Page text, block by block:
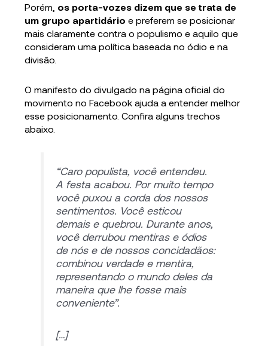
Porém, os porta-vozes dizem que se trata de
um grupo apartidárioe preferem se posicionar
mais claramente contra o populismo e aquilo que
consideram uma política baseada no ódio e na
divisão.
O manifesto do divulgado na página oficial do
movimento no Facebook ajuda a entender melhor
esse posicionamento. Confira alguns trechos
abaixo.
“Caro populista, você entendeu.
A festa acabou. Por muito tempo
você puxou a corda dos nossos
sentimentos. Você esticou
demais e quebrou. Durante anos,
você derrubou mentiras e ódios
de nós e de nossos concidadãos:
combinou verdade e mentira,
representando o mundo deles da
maneira que lhe fosse mais
conveniente”.
[…]